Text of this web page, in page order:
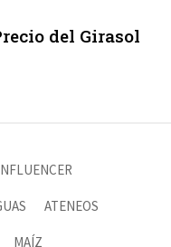
del Girasol
ATENEOS
MAÍZ